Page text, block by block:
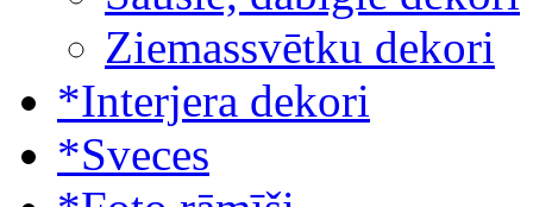
Ziemassvētku dekori
*Interjera dekori
*Sveces